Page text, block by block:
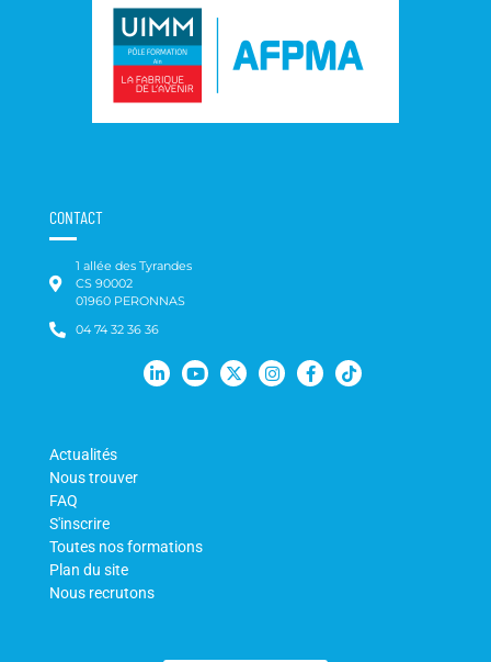
CONTACT
1 allée des Tyrandes
CS 90002
01960 PERONNAS
04 74 32 36 36
Actualités
Nous trouver
FAQ
S'inscrire
Toutes nos formations
Plan du site
Nous recrutons